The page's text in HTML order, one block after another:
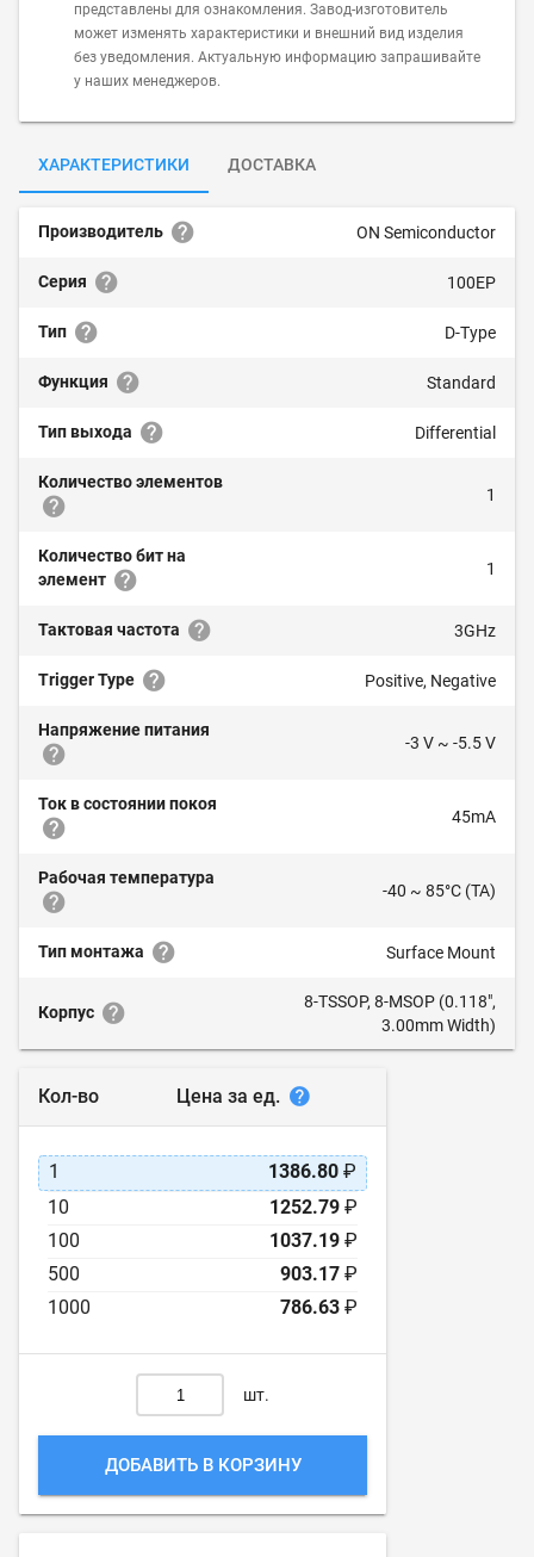
представлены для ознакомления. Завод-изготовитель
может изменять характеристики и внешний вид изделия
без уведомления. Актуальную информацию запрашивайте
у наших менеджеров.
ХАРАКТЕРИСТИКИ ДОСТАВКА
Производитель ON Semiconductor
Серия 100EP
Тип D-Type
Функция Standard
Тип выхода Differential
Количество элементов
1
Количество бит на
элемент
1
Тактовая частота 3GHz
Trigger Type Positive, Negative
Напряжение питания
-3 V ~ -5.5 V
Ток в состоянии покоя
45mA
Рабочая температура
-40 ~ 85°C (TA)
Тип монтажа Surface Mount
Корпус
8-TSSOP, 8-MSOP (0.118",
3.00mm Width)
Кол-во Цена за ед.
1 1386.80 ₽
10
1252.79 ₽
100
1037.19 ₽
500
903.17 ₽
1000
786.63 ₽
шт.
ДОБАВИТЬ В КОРЗИНУ